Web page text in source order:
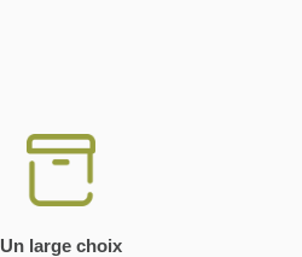
Un large choix